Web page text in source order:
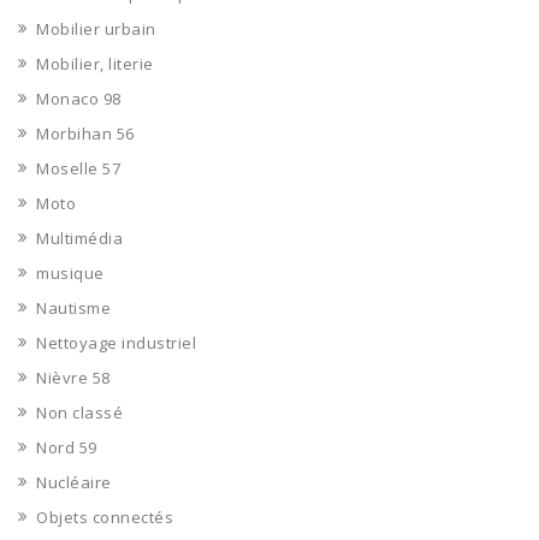
Mobilier urbain
Mobilier, literie
Monaco 98
Morbihan 56
Moselle 57
Moto
Multimédia
musique
Nautisme
Nettoyage industriel
Nièvre 58
Non classé
Nord 59
Nucléaire
Objets connectés